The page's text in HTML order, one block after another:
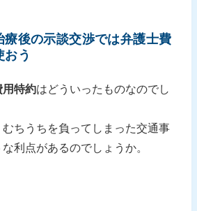
療後の示談交渉では弁護士費
おう
用特約はどういったものなのでし
ちうちを負ってしまった交通事
利点があるのでしょうか。